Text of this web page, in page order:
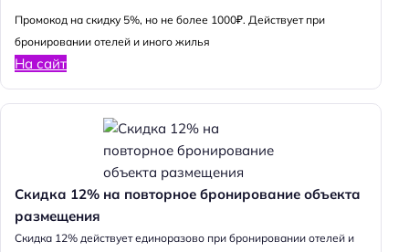
Промокод на скидку 5%, но не более 1000₽. Действует при
бронировании отелей и иного жилья
На сайт
Скидка 12% на повторное бронирование объекта
размещения
Cкидка 12% действует единоразово при бронировании отелей и